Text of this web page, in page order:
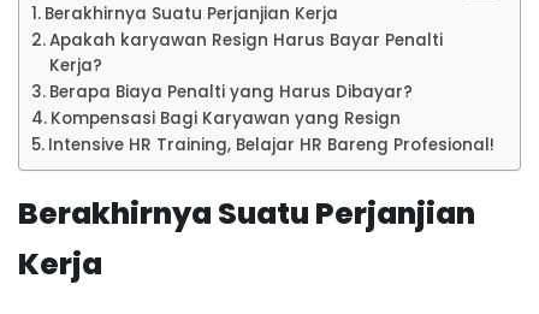
Berakhirnya Suatu Perjanjian Kerja
Apakah karyawan Resign Harus Bayar Penalti
Kerja?
Berapa Biaya Penalti yang Harus Dibayar?
Kompensasi Bagi Karyawan yang Resign
Intensive HR Training, Belajar HR Bareng Profesional!
Berakhirnya Suatu Perjanjian
Kerja